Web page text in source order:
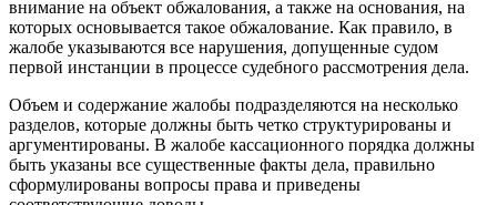
внимание на объект обжалования, а также на основания, на
которых основывается такое обжалование. Как правило, в
жалобе указываются все нарушения, допущенные судом
первой инстанции в процессе судебного рассмотрения дела.
Объем и содержание жалобы подразделяются на несколько
разделов, которые должны быть четко структурированы и
аргументированы. В жалобе кассационного порядка должны
быть указаны все существенные факты дела, правильно
сформулированы вопросы права и приведены